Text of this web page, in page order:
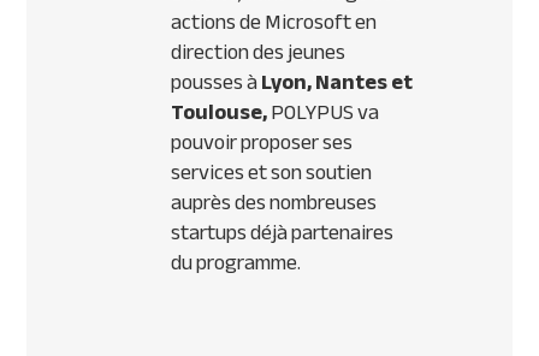
actions de Microsoft en
direction des jeunes
pousses àLyon, Nantes et
Toulouse,POLYPUS va
pouvoir proposer ses
services et son soutien
auprès des nombreuses
startups déjà partenaires
du programme.